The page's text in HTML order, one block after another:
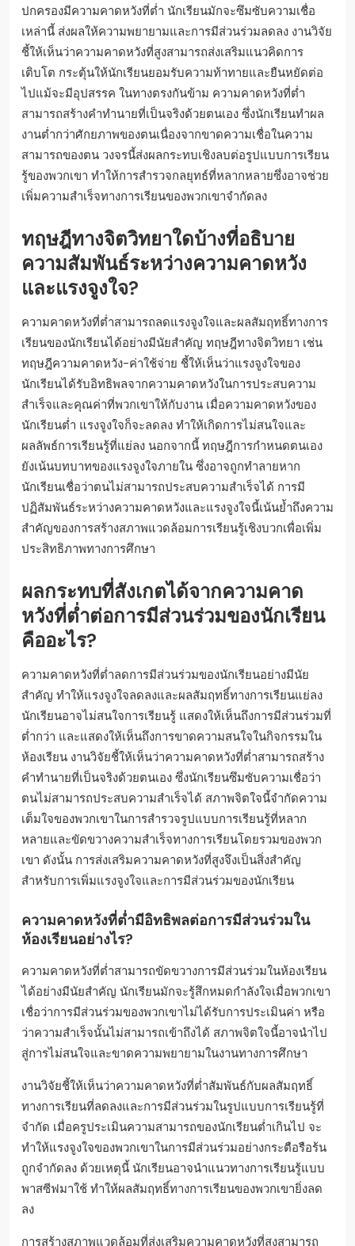
ปกครองมีความคาดหวังที่ต่ำ นักเรียนมักจะซึมซับความเชื่อ
เหล่านี้ ส่งผลให้ความพยายามและการมีส่วนร่วมลดลง งานวิจัย
ชี้ให้เห็นว่าความคาดหวังที่สูงสามารถส่งเสริมแนวคิดการ
เติบโต กระตุ้นให้นักเรียนยอมรับความท้าทายและยืนหยัดต่อ
ไปแม้จะมีอุปสรรค ในทางตรงกันข้าม ความคาดหวังที่ต่ำ
สามารถสร้างคำทำนายที่เป็นจริงด้วยตนเอง ซึ่งนักเรียนทำผล
งานต่ำกว่าศักยภาพของตนเนื่องจากขาดความเชื่อในความ
สามารถของตน วงจรนี้ส่งผลกระทบเชิงลบต่อรูปแบบการเรียน
รู้ของพวกเขา ทำให้การสำรวจกลยุทธ์ที่หลากหลายซึ่งอาจช่วย
เพิ่มความสำเร็จทางการเรียนของพวกเขาจำกัดลง
ทฤษฎีทางจิตวิทยาใดบ้างที่อธิบาย
ความสัมพันธ์ระหว่างความคาดหวัง
และแรงจูงใจ?
ความคาดหวังที่ต่ำสามารถลดแรงจูงใจและผลสัมฤทธิ์ทางการ
เรียนของนักเรียนได้อย่างมีนัยสำคัญ ทฤษฎีทางจิตวิทยา เช่น
ทฤษฎีความคาดหวัง-ค่าใช้จ่าย ชี้ให้เห็นว่าแรงจูงใจของ
นักเรียนได้รับอิทธิพลจากความคาดหวังในการประสบความ
สำเร็จและคุณค่าที่พวกเขาให้กับงาน เมื่อความคาดหวังของ
นักเรียนต่ำ แรงจูงใจก็จะลดลง ทำให้เกิดการไม่สนใจและ
ผลลัพธ์การเรียนรู้ที่แย่ลง นอกจากนี้ ทฤษฎีการกำหนดตนเอง
ยังเน้นบทบาทของแรงจูงใจภายใน ซึ่งอาจถูกทำลายหาก
นักเรียนเชื่อว่าตนไม่สามารถประสบความสำเร็จได้ การมี
ปฏิสัมพันธ์ระหว่างความคาดหวังและแรงจูงใจนี้เน้นย้ำถึงความ
สำคัญของการสร้างสภาพแวดล้อมการเรียนรู้เชิงบวกเพื่อเพิ่ม
ประสิทธิภาพทางการศึกษา
ผลกระทบที่สังเกตได้จากความคาด
หวังที่ต่ำต่อการมีส่วนร่วมของนักเรียน
คืออะไร?
ความคาดหวังที่ต่ำลดการมีส่วนร่วมของนักเรียนอย่างมีนัย
สำคัญ ทำให้แรงจูงใจลดลงและผลสัมฤทธิ์ทางการเรียนแย่ลง
นักเรียนอาจไม่สนใจการเรียนรู้ แสดงให้เห็นถึงการมีส่วนร่วมที่
ต่ำกว่า และแสดงให้เห็นถึงการขาดความสนใจในกิจกรรมใน
ห้องเรียน งานวิจัยชี้ให้เห็นว่าความคาดหวังที่ต่ำสามารถสร้าง
คำทำนายที่เป็นจริงด้วยตนเอง ซึ่งนักเรียนซึมซับความเชื่อว่า
ตนไม่สามารถประสบความสำเร็จได้ สภาพจิตใจนี้จำกัดความ
เต็มใจของพวกเขาในการสำรวจรูปแบบการเรียนรู้ที่หลาก
หลายและขัดขวางความสำเร็จทางการเรียนโดยรวมของพวก
เขา ดังนั้น การส่งเสริมความคาดหวังที่สูงจึงเป็นสิ่งสำคัญ
สำหรับการเพิ่มแรงจูงใจและการมีส่วนร่วมของนักเรียน
ความคาดหวังที่ต่ำมีอิทธิพลต่อการมีส่วนร่วมใน
ห้องเรียนอย่างไร?
ความคาดหวังที่ต่ำสามารถขัดขวางการมีส่วนร่วมในห้องเรียน
ได้อย่างมีนัยสำคัญ นักเรียนมักจะรู้สึกหมดกำลังใจเมื่อพวกเขา
เชื่อว่าการมีส่วนร่วมของพวกเขาไม่ได้รับการประเมินค่า หรือ
ว่าความสำเร็จนั้นไม่สามารถเข้าถึงได้ สภาพจิตใจนี้อาจนำไป
สู่การไม่สนใจและขาดความพยายามในงานทางการศึกษา
งานวิจัยชี้ให้เห็นว่าความคาดหวังที่ต่ำสัมพันธ์กับผลสัมฤทธิ์
ทางการเรียนที่ลดลงและการมีส่วนร่วมในรูปแบบการเรียนรู้ที่
จำกัด เมื่อครูประเมินความสามารถของนักเรียนต่ำเกินไป จะ
ทำให้แรงจูงใจของพวกเขาในการมีส่วนร่วมอย่างกระตือรือร้น
ถูกจำกัดลง ด้วยเหตุนี้ นักเรียนอาจนำแนวทางการเรียนรู้แบบ
พาสซีฟมาใช้ ทำให้ผลสัมฤทธิ์ทางการเรียนของพวกเขายิ่งลด
ลง
การสร้างสภาพแวดล้อมที่ส่งเสริมความคาดหวังที่สูงสามารถ